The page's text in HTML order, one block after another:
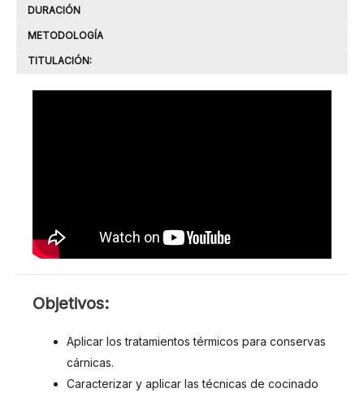
DURACIÓN
METODOLOGÍA
TITULACIÓN:
Objetivos:
Aplicar los tratamientos térmicos para conservas
cárnicas.
Caracterizar y aplicar las técnicas de cocinado